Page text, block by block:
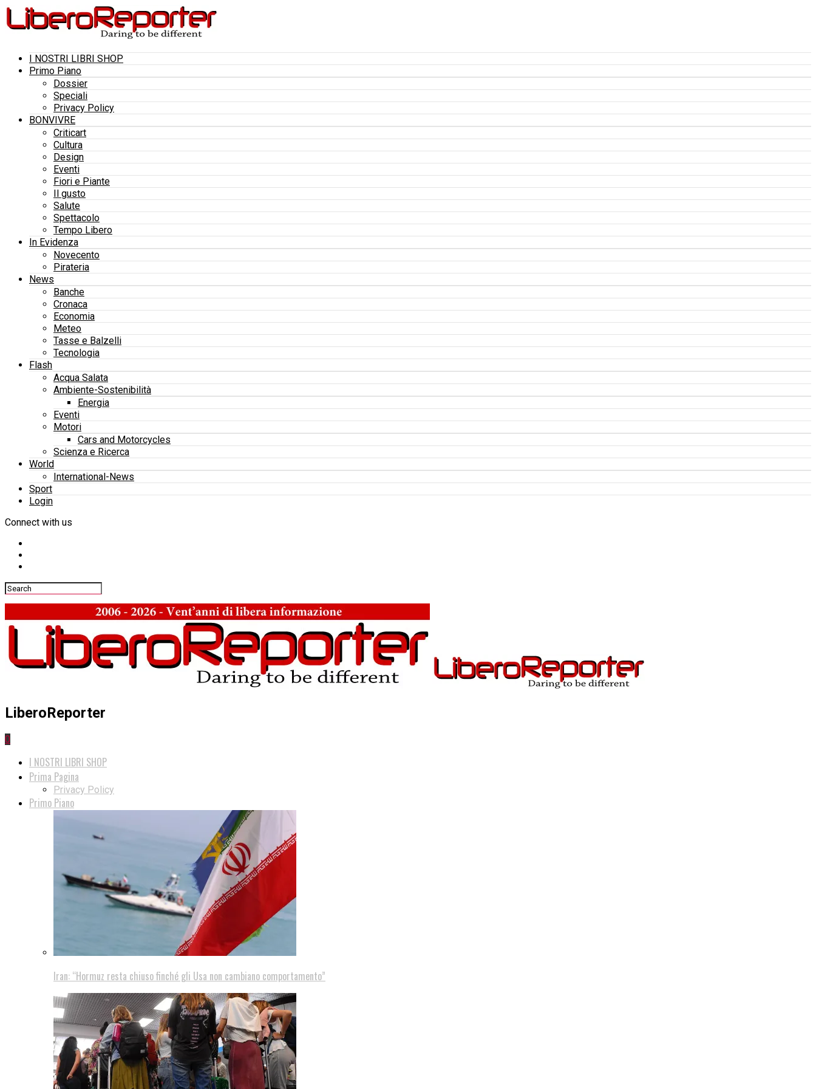
I NOSTRI LIBRI SHOP
Primo Piano
Dossier
Speciali
Privacy Policy
BONVIVRE
Criticart
Cultura
Design
Eventi
Fiori e Piante
Il gusto
Salute
Spettacolo
Tempo Libero
In Evidenza
Novecento
Pirateria
News
Banche
Cronaca
Economia
Meteo
Tasse e Balzelli
Tecnologia
Flash
Acqua Salata
Ambiente-Sostenibilità
Energia
Eventi
Motori
Cars and Motorcycles
Scienza e Ricerca
World
International-News
Sport
Login
Connect with us
LiberoReporter
0
I NOSTRI LIBRI SHOP
Prima Pagina
Privacy Policy
Primo Piano
Iran: “Hormuz resta chiuso finché gli Usa non cambiano comportamento”